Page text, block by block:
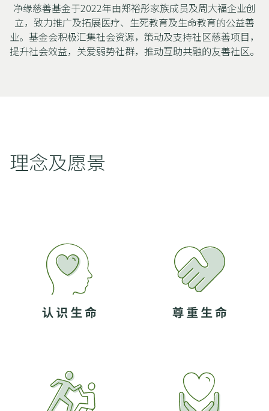
净缘慈善基金于2022年由郑裕彤家族成员及周大福企业创
立， 致力推广及拓展医疗、生死教育及生命教育的公益善
业。 基金会积极汇集社会资源，策动及支持社区慈善项目，
提升社会效益，关爱弱势社群，推动互助共融的友善社区。
理念及愿景